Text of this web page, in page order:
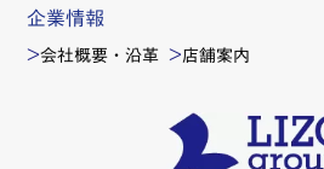
企業情報
会社概要・沿革 店舗案内